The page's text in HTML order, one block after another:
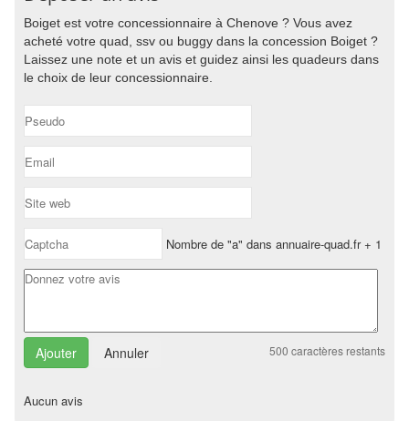
Boiget est votre concessionnaire à Chenove ? Vous avez
acheté votre quad, ssv ou buggy dans la concession Boiget ?
Laissez une note et un avis et guidez ainsi les quadeurs dans
le choix de leur concessionnaire.
Nombre de "a" dans annuaire-quad.fr + 1
Annuler 500 caractères restants
Aucun avis